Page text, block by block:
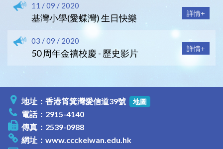
11 / 09 / 2020
基灣小學(愛蝶灣) 生日快樂 詳情+
03 / 09 / 2020
50 周年金禧校慶 - 歷史影片 詳情+
地址：香港筲箕灣愛信道39號 地圖
電話：2915-4140
傳真：2539-0988
網址： www.ccckeiwan.edu.hk